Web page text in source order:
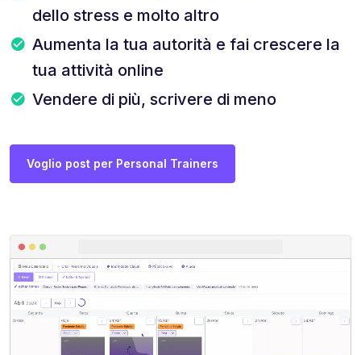
dello stress e molto altro
Aumenta la tua autorità e fai crescere la
tua attività online
Vendere di più, scrivere di meno
Voglio post per Personal Trainers